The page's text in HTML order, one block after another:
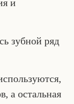
и
зубной ряд
а остальная